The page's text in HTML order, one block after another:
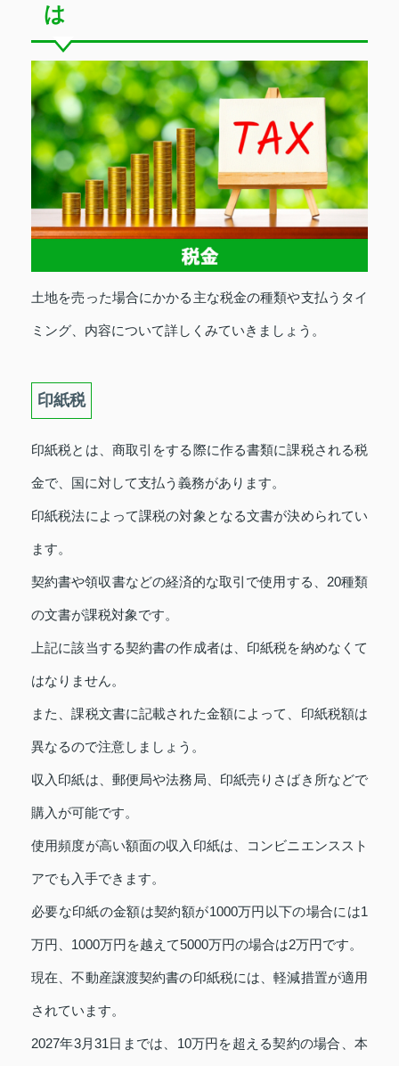
は
土地を売った場合にかかる主な税金の種類や支払うタイ
ミング、内容について詳しくみていきましょう。
印紙税
印紙税とは、商取引をする際に作る書類に課税される税
金で、国に対して支払う義務があります。
印紙税法によって課税の対象となる文書が決められてい
ます。
契約書や領収書などの経済的な取引で使用する、20種類
の文書が課税対象です。
上記に該当する契約書の作成者は、印紙税を納めなくて
はなりません。
また、課税文書に記載された金額によって、印紙税額は
異なるので注意しましょう。
収入印紙は、郵便局や法務局、印紙売りさばき所などで
購入が可能です。
使用頻度が高い額面の収入印紙は、コンビニエンススト
アでも入手できます。
必要な印紙の金額は契約額が1000万円以下の場合には1
万円、1000万円を越えて5000万円の場合は2万円です。
現在、不動産譲渡契約書の印紙税には、軽減措置が適用
されています。
2027年3月31日までは、10万円を超える契約の場合、本